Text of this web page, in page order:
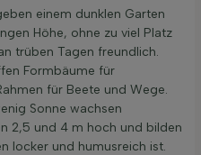
einem dunklen Garten
Höhe, ohne zu viel Platz
trüben Tagen freundlich.
Formbäume für
für Beete und Wege.
Sonne wachsen
2,5 und 4 m hoch und bilden
locker und humusreich ist.